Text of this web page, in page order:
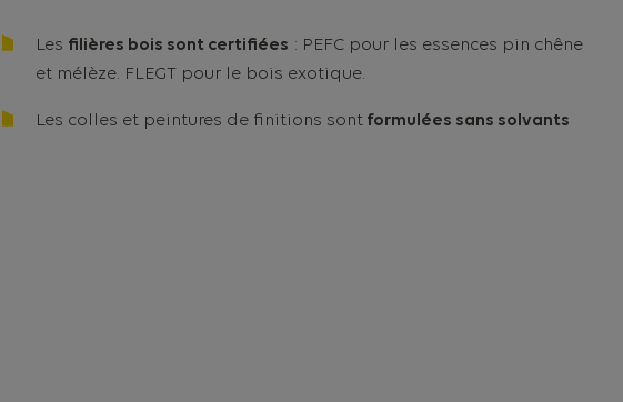
Les filières bois sont certifiées : PEFC pour les essences pin chêne
et mélèze. FLEGT pour le bois exotique.
Les colles et peintures de finitions sont formulées sans solvants